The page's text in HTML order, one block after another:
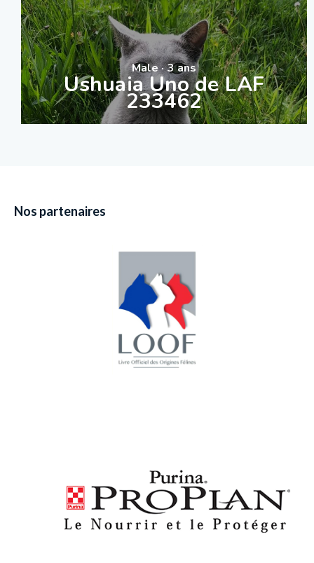
Male · 3 ans
Ushuaia Uno de LAF
233462
Nos partenaires